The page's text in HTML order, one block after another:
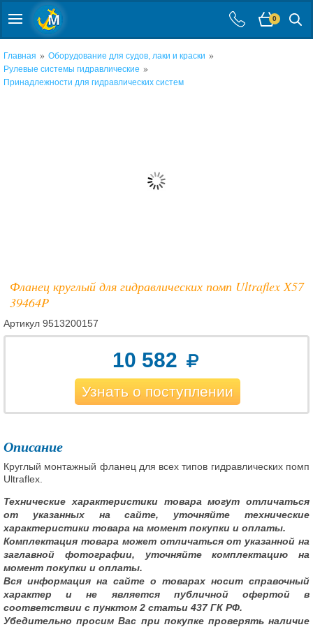
0
Главная » Оборудование для судов, лаки и краски »
Рулевые системы гидравлические »
Принадлежности для гидравлических систем
Фланец круглый для гидравлических помп Ultraflex X57
39464P
Артикул 9513200157
10 582
Узнать о поступлении
Описание
Круглый монтажный фланец для всех типов гидравлических помп
Ultraflex.
Технические характеристики товара могут отличаться
от указанных на сайте, уточняйте технические
характеристики товара на момент покупки и оплаты.
Комплектация товара может отличаться от указанной на
заглавной фотографии, уточняйте комплектацию на
момент покупки и оплаты.
Вся информация на сайте о товарах носит справочный
характер и не является публичной офертой в
соответствии с пунктом 2 статьи 437 ГК РФ.
Убедительно просим Вас при покупке проверять наличие